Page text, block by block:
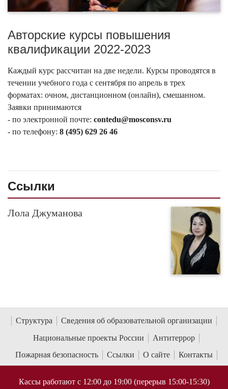
Авторские курсы повышения
квалификации 2022-2023
Каждый курс рассчитан на две недели. Курсы проводятся в
течении учебного года с сентября по апрель в трех
форматах: очном, дистанционном (онлайн), смешанном.
Заявки принимаются
- по электронной почте: contedu@mosconsv.ru
- по телефону: 8 (495) 629 26 46
Ссылки
Лола Джуманова
Структура
Сведения об образовательной организации
Национальные проекты России
Антитеррор
Пожарная безопасность
Ссылки О сайте Контакты
Кассы работают с 12:00 до 19:00 (перерыв 15:00-15:30)